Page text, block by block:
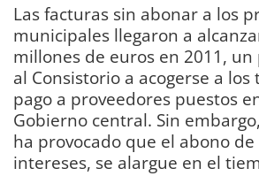
Las facturas sin abonar a los
municipales llegaron a
millones de euros en 2011,
al Consistorio a acogerse a
pago a proveedores puestos
Gobierno central. Sin
ha provocado que el abono
intereses, se alargue en el